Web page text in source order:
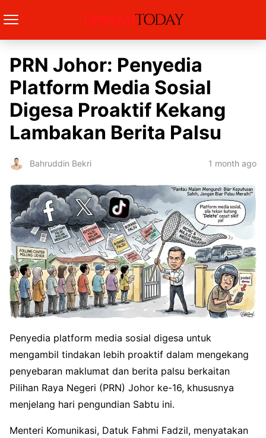
PRN Johor: Penyedia
Platform Media Sosial
Digesa Proaktif Kekang
Lambakan Berita Palsu
Bahruddin Bekri 1 month ago
Penyedia platform media sosial digesa untuk
mengambil tindakan lebih proaktif dalam mengekang
penyebaran maklumat dan berita palsu berkaitan
Pilihan Raya Negeri (PRN) Johor ke-16, khususnya
menjelang hari pengundian Sabtu ini.
Menteri Komunikasi, Datuk Fahmi Fadzil, menyatakan